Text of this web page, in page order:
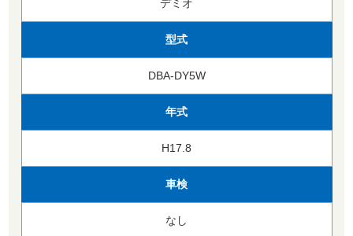
デミオ
型式
DBA-DY5W
年式
H17.8
車検
なし